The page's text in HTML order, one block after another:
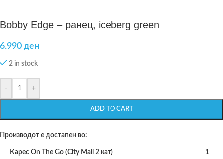
Bobby Edge – ранец, iceberg green
6.990 ден
2 in stock
- +
ADD TO CART
Производот е достапен во:
Карес On The Go (City Mall 2 кат)
1